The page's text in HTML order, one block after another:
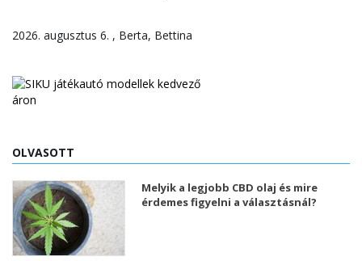
2026. augusztus 6. , Berta, Bettina
OLVASOTT
Melyik a legjobb CBD olaj és mire
érdemes figyelni a választásnál?